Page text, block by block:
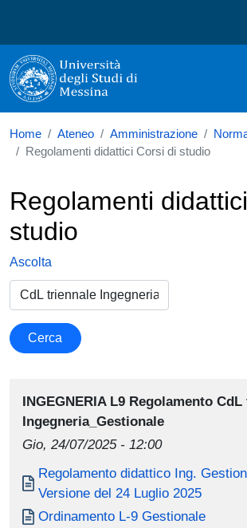
Università degli Studi di
Home Ateneo Amministrazione
Regolamenti didattici Corsi di studio
Regolamenti
studio
Ascolta
Cerca
INGEGNERIA L9 Regolamento
Ingegneria_Gestionale
Gio, 24/07/2025 - 12:00
Document
Regolamento didattico Ing.
Versione del 24 Luglio 2025
Document
Ordinamento L-9 Gestionale